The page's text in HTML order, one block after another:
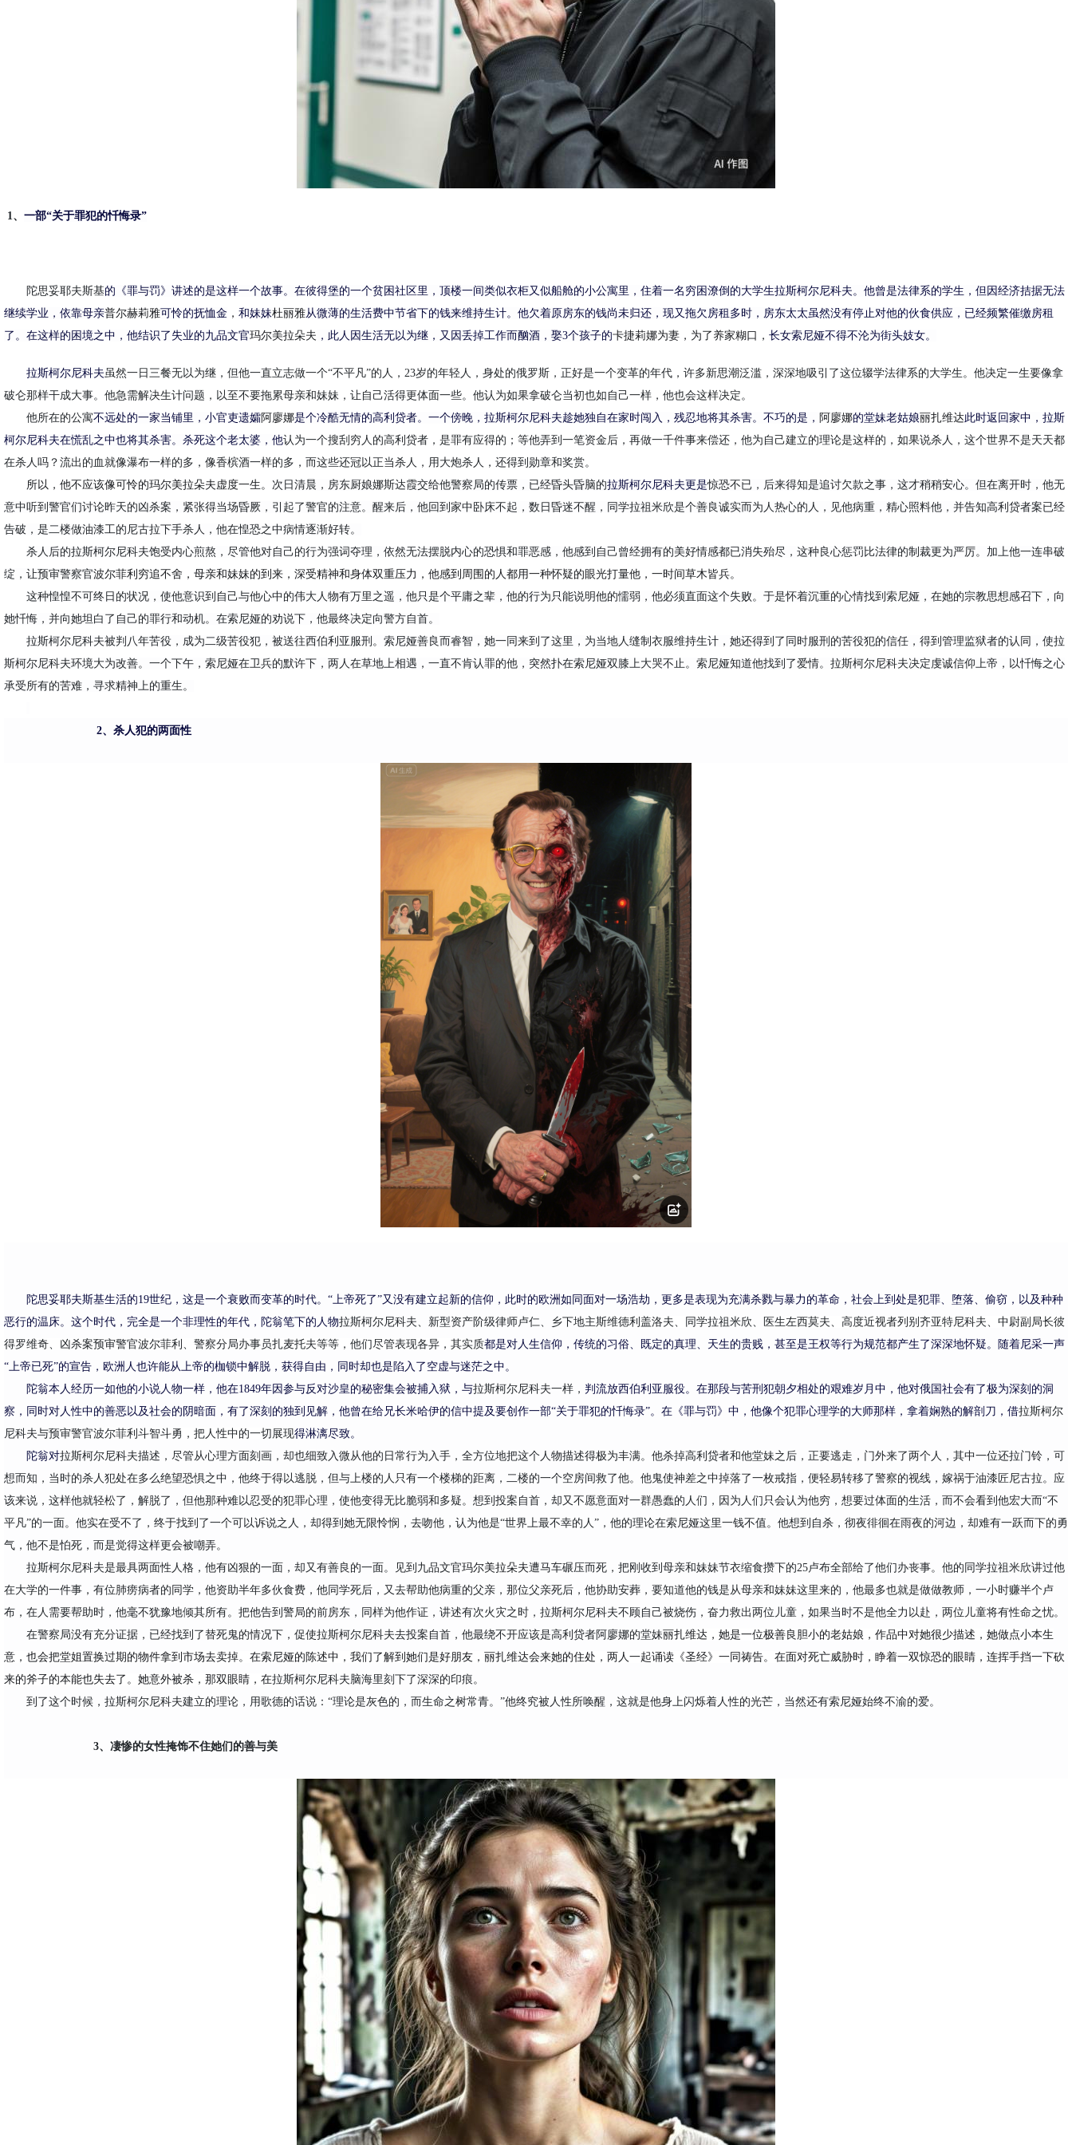
1、 一部“关于罪犯的忏悔录”
陀思妥耶夫斯基的《罪与罚》讲述的是这样一个故事。 在彼得堡的一个贫困社区 里 ， 顶楼一间类似衣柜又似船舱的小公寓里，住着一名穷困潦倒的大学生拉斯柯尔尼科夫。他曾是法律系的学生，但因经济拮据无法
继续学业，依靠母亲普尔赫莉雅可怜的抚恤金 ， 和妹妹杜丽雅从微薄的生活费中节省下的钱来维持生计。他欠着原房东的钱尚未归还，现又拖欠房租多时，房东太太虽然没有停止对他的伙食供应， 已经频繁催缴房租
了 。在这样的困境之中，他结识了 失业的九品文官玛尔美拉朵夫 ， 此人 因生活无以为继， 又因丢掉工作而酗酒，娶3个孩子的卡捷莉娜为妻，为了养家糊口， 长女索尼娅不得不沦为街头妓女。
拉斯柯尔尼科夫虽然一日三餐无以为继，但他一直立志做一个“不平凡”的人， 23岁的年轻人， 身处的俄罗斯，正好是一个变革的年代，许多新思潮泛滥，深深地吸引了这位辍学法律系的大学生。他决定一生要像拿
破仑那样干成大事。他急需解决生计问题，以至不要拖累母亲和妹妹，让自己活得更体面一些。他认为如果拿破仑当初也如自己一样，他也会这样决定。
他所在的公寓不远处的一家当铺里， 小官吏遗孀阿廖娜是个冷酷无情的高利贷者。一个傍晚，拉斯柯尔尼科夫趁她独自在家时闯入，残忍地将其杀害。不巧的是， 阿廖娜的堂妹老姑娘丽扎维达此时返回家中，拉斯
柯尔尼科夫在慌乱之中也将其杀害。 杀死这个老太婆，他认为一个搜刮穷人的高利贷者，是罪有应得的；等他弄到一笔资金后，再做一千件事来偿还，他为自己建立的理论是这样的，如果说杀人，这个世界不是天天都
在杀人吗？流出的血就像瀑布一样的多，像香槟酒一样的多，而这些还冠以正当杀人，用大炮杀人，还得到勋章和奖赏。
所以，他不应该像可怜的玛尔美拉朵夫虚度一生。 次日清晨， 房东厨娘娜斯达霞交给他警察局的传票， 已经昏头昏脑的拉斯柯尔尼科夫更是惊恐不已，后来得知是追讨欠款之事，这才稍稍安心。但在离开时，他无
意中听到警官们讨论昨天的凶杀案，紧张得当场昏厥，引起了警官的注意。醒来后，他回到家中卧床不起，数日昏迷不醒， 同学拉祖米欣是个善良诚实而为人热心的人，见他病重，精心照料他，并告知高利贷者案已经
告破，是二楼做油漆工的尼古拉下手杀人，他在惶恐之中病情逐渐好转。
杀人后的拉斯柯尔尼科夫饱受内心煎熬， 尽管他对自己的行为强词夺理，依然无法摆脱内心的恐惧和罪恶感，他感到自己曾经拥有的美好情感都已消失殆尽，这种良心惩罚比法律的制裁更为严厉。 加上他一连串破
绽，让预审警察官波尔菲利 穷追不舍，母亲和妹妹的到来，深受精神和身体双重压力，他感到周围的人都用一种怀疑的眼光打量他，一时间草木皆兵。
这种惶惶不可终日的状况，使他意识到自己与他心中的伟大人物有万里之遥，他只是个平庸之辈，他的行为只能说明他的懦弱，他必须直面这个失败。 于是怀着沉重的心情找到索尼娅，在她的宗教思想感召下， 向
她忏悔，并向她坦白了自己的罪行和动机。在索尼娅的劝说下，他最终决定向警方自首。
拉斯柯尔尼科夫被判八年苦役， 成为二级苦役犯， 被送往西伯利亚服刑。索尼娅善良而睿智，她一同 来到了这里 ，为当地人缝制衣服维持生计，她还得到了同时服刑的苦役犯的信任，得到管理监狱者的认同，使拉
斯柯尔尼科夫环境大为改善。 一个下午， 索尼娅在卫兵的默许下， 两人在草地上相遇， 一直不肯认罪的他，突然扑在索尼娅双膝上大哭不止。索尼娅知道他找到了爱情。 拉斯柯尔尼科夫决定虔诚信仰上帝，以忏悔之心
承受所有的苦难，寻求精神上的重生。
2、杀人犯的两面性
陀思妥耶夫斯基生活的19世纪，这是一个衰败而变革的时代。 “上帝死了”又没有建立起新的信仰，此时的欧洲如同 面对一场浩劫， 更多是表现为充满杀戮与暴力的革命， 社会上到处是犯罪、堕落、偷窃，以及种种
恶行的温床。 这个时代，完全是一个非理性的年代， 陀翁笔下的人物拉斯柯尔尼科夫、新型资产阶级律师卢仁、乡下地主斯维德利盖洛夫、 同学拉祖米欣、医生左西莫夫、高度近视者列别齐亚特尼科夫、中尉副局长彼
得罗维奇、凶杀案预审警官波尔菲利 、 警察分局办事员扎麦托夫等等，他们尽管表现各异，其实质都是对人生信仰，传统的习俗、 既定的真理、天生的贵贱，甚至是王权等行为规范都产生了深深地怀疑。随着尼采一声
“上帝已死”的宣告， 欧洲 人也许能从上帝的枷锁中解脱， 获得自由，同时却也是 陷入了空虚与迷茫之中。
陀翁本人经历一如他的小说人物一样，他在1849年因参与反对沙皇的秘密集会被捕入狱， 与拉斯柯尔尼科夫一样， 判流放西伯利亚服役。在那段与苦刑 犯朝夕相处的艰难岁月中，他对俄国社会有了极为深刻的洞
察， 同时对人性中的善恶以及社会的阴暗面，有了深刻的独到见解，他曾在给兄长米哈伊的信中提及要创作一部“关于罪犯的忏悔录”。在《罪与罚》中，他像个犯罪心理学的大师那样，拿着娴熟的解剖刀，借拉斯柯尔
尼科夫与预审警官波尔菲利 斗智斗勇，把人性中的一切展现得淋漓尽致。
陀翁对拉斯柯尔尼科夫描述，尽管从心理方面刻画，却也细致入微从他的日常行为入手，全方位地把这个人物描述得极为丰满。他杀掉高利贷者和他堂妹之后，正要逃走，门外来了两个人，其中一位还拉门铃，可
想而知，当时的杀人犯处在多么绝望恐惧之中，他终于得以逃脱，但与上楼的人只有一个楼梯的距离，二楼的一个空房间救了他。他鬼使神差之中掉落了一枚戒指，便轻易转移了警察的视线，嫁祸于油漆匠尼古拉。应
该来说，这样他就轻松了，解脱了，但他那种难以忍受的犯罪心理，使他变得无比脆弱和多疑。想到投案自首，却又不愿意面对一群愚蠢的人们，因为人们只会认为他穷，想要过体面的生活，而不会看到他宏大而“不
平凡”的一面。他实在受不了，终于找到了一个可以诉说之人，却得到她无限怜悯，去吻他，认为他是“世界上最不幸的人”，他的理论在索尼娅这里一钱不值。他想到自杀，彻夜徘徊在雨夜的河边，却难有一跃而下的勇
气，他不是怕死，而是觉得这样更会被嘲弄。
拉斯柯尔尼科夫是最具两面性人格，他有凶狠的一面，却又有善良的一面。见到九品文官玛尔美拉朵夫遭马车碾压而死，把刚收到母亲和妹妹节衣缩食攒下的25卢布全部给了他们办丧事。他的同学拉祖米欣讲过他
在大学的一件事，有位肺痨病者的同学，他资助半年多伙食费，他同学死后，又去帮助他病重的父亲，那位父亲死后，他协助安葬，要知道他的钱是从母亲和妹妹这里来的，他最多也就是做做教师，一小时赚半个卢
布，在人需要帮助时，他毫不犹豫地倾其所有。把他告到警局的前房东，同样为他作证，讲述有次火灾之时， 拉斯柯尔尼科夫不顾自己被烧伤，奋力救出两位儿童，如果当时不是他全力以赴，两位儿童将有性命之忧。
在警察局没有充分证据，已经找到了替死鬼的情况下，促使拉斯柯尔尼科夫去投案自首，他最绕不开应该是高利贷者阿廖娜的堂妹丽扎维达，她是一位极善良胆小的老姑娘，作品中对她很少描述，她做点小本生
意，也会把堂姐置换过期的物件拿到市场去卖掉。在索尼娅的陈述中，我们了解到她们是好朋友， 丽扎维达会来她的住处，两人一起诵读《圣经》一同祷告。在面对死亡威胁时，睁着一双惊恐的眼睛，连挥手挡一下砍
来的斧子的本能也失去了。她意外被杀，那双眼睛，在拉斯柯尔尼科夫脑海里刻下了深深的印痕。
到了这个时候， 拉斯柯尔尼科夫建立的理论，用歌德的话说： “理论是灰色的，而生命之树常青。”他终究被人性所唤醒，这就是他身上闪烁着人性的光芒，当然还有索尼娅始终不渝的爱。
3、凄惨的女性掩饰不住她们的善与美